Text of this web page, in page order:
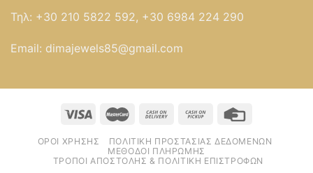
Τηλ: +30 210 5822 592, +30 6984 224 290
Email: dimajewels85@gmail.com
ΌΡΟΙ ΧΡΉΣΗΣ
ΠΟΛΙΤΙΚΉ ΠΡΟΣΤΑΣΊΑΣ ΔΕΔΟΜΈΝΩΝ
ΜΈΘΟΔΟΙ ΠΛΗΡΩΜΉΣ
ΤΡΌΠΟΙ ΑΠΟΣΤΟΛΉΣ & ΠΟΛΙΤΙΚΉ ΕΠΙΣΤΡΟΦΏΝ